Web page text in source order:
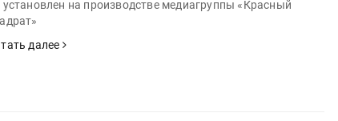
установлен на производстве медиагруппы «Красный
далее